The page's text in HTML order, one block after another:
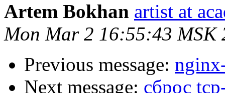
Artem Bokhan artist at
Mon Mar 2 16:55:43 MSK
Previous message:
Next message: сброс